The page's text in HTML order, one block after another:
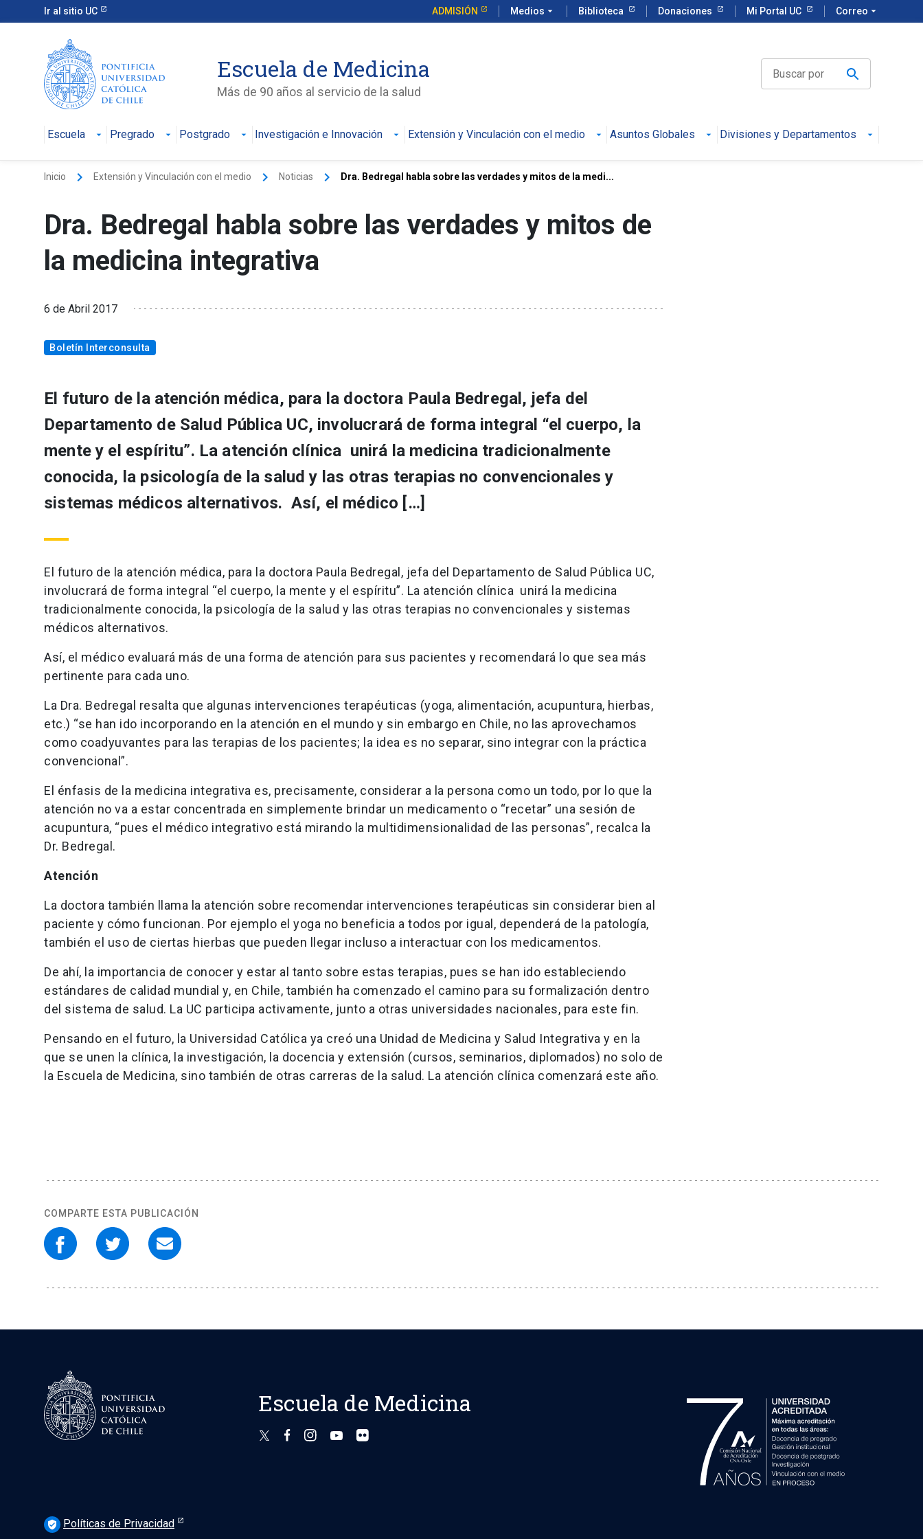
Ir al sitio UC ADMISIÓN Medios arrow_drop_down Biblioteca Donaciones Mi Portal UC Correo arrow_drop_down
Escuela de Medicina
Más de 90 años al servicio de la salud
Escuela Pregrado Postgrado Investigación e Innovación Extensión y Vinculación con el medio Asuntos Globales Divisiones y Departamentos
Inicio keyboard_arrow_right Extensión y Vinculación con el medio keyboard_arrow_right Noticias keyboard_arrow_right Dra. Bedregal habla sobre las verdades y mitos de la medi...
Dra. Bedregal habla sobre las verdades y mitos de
la medicina integrativa
6 de Abril 2017
Boletín Interconsulta
El futuro de la atención médica, para la doctora Paula Bedregal, jefa del
Departamento de Salud Pública UC, involucrará de forma integral “el cuerpo, la
mente y el espíritu”. La atención clínica unirá la medicina tradicionalmente
conocida, la psicología de la salud y las otras terapias no convencionales y
sistemas médicos alternativos. Así, el médico […]
El futuro de la atención médica, para la doctora Paula Bedregal, jefa del Departamento de Salud Pública UC,
involucrará de forma integral “el cuerpo, la mente y el espíritu”. La atención clínica unirá la medicina
tradicionalmente conocida, la psicología de la salud y las otras terapias no convencionales y sistemas
médicos alternativos.
Así, el médico evaluará más de una forma de atención para sus pacientes y recomendará lo que sea más
pertinente para cada uno.
La Dra. Bedregal resalta que algunas intervenciones terapéuticas (yoga, alimentación, acupuntura, hierbas,
etc.) “se han ido incorporando en la atención en el mundo y sin embargo en Chile, no las aprovechamos
como coadyuvantes para las terapias de los pacientes; la idea es no separar, sino integrar con la práctica
convencional”.
El énfasis de la medicina integrativa es, precisamente, considerar a la persona como un todo, por lo que la
atención no va a estar concentrada en simplemente brindar un medicamento o “recetar” una sesión de
acupuntura, “pues el médico integrativo está mirando la multidimensionalidad de las personas”, recalca la
Dr. Bedregal.
Atención
La doctora también llama la atención sobre recomendar intervenciones terapéuticas sin considerar bien al
paciente y cómo funcionan. Por ejemplo el yoga no beneficia a todos por igual, dependerá de la patología,
también el uso de ciertas hierbas que pueden llegar incluso a interactuar con los medicamentos.
De ahí, la importancia de conocer y estar al tanto sobre estas terapias, pues se han ido estableciendo
estándares de calidad mundial y, en Chile, también ha comenzado el camino para su formalización dentro
del sistema de salud. La UC participa activamente, junto a otras universidades nacionales, para este fin.
Pensando en el futuro, la Universidad Católica ya creó una Unidad de Medicina y Salud Integrativa y en la
que se unen la clínica, la investigación, la docencia y extensión (cursos, seminarios, diplomados) no solo de
la Escuela de Medicina, sino también de otras carreras de la salud. La atención clínica comenzará este año.
COMPARTE ESTA PUBLICACIÓN
Escuela de Medicina
verified_user Políticas de Privacidad